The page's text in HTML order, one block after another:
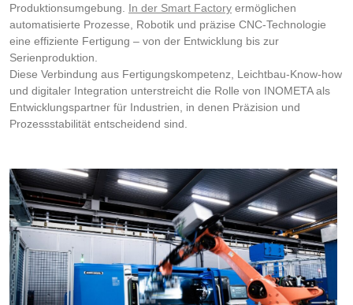
Produktionsumgebung. In der Smart Factory ermöglichen
automatisierte Prozesse, Robotik und präzise CNC-Technologie
eine effiziente Fertigung – von der Entwicklung bis zur
Serienproduktion.
Diese Verbindung aus Fertigungskompetenz, Leichtbau-Know-how
und digitaler Integration unterstreicht die Rolle von INOMETA als
Entwicklungspartner für Industrien, in denen Präzision und
Prozessstabilität entscheidend sind.